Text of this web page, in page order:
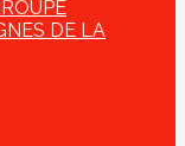
DE LA